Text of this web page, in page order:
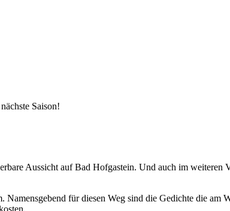
Saison!
Aussicht auf Bad Hofgastein. Und auch im
für diesen Weg sind die Gedichte die am